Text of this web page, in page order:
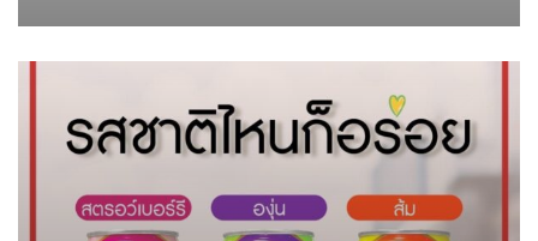
Fruits Sea Fish